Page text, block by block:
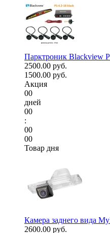
Парктроник Blackview
2500.00 руб.
1500.00 руб.
Акция
00
дней
00
:
00
00
Товар дня
Камера заднего вида
2600.00 руб.